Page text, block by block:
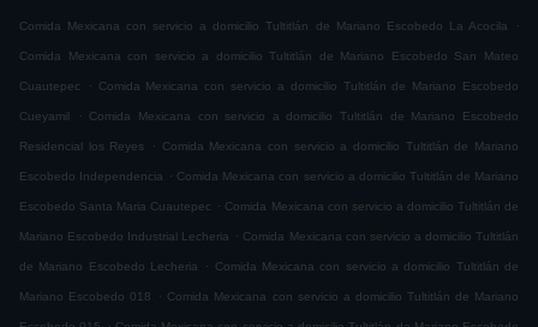
Comida Mexicana con servicio a domicilio Tultitlán de Mariano Escobedo La Acocila .
Comida Mexicana con servicio a domicilio Tultitlán de Mariano Escobedo San Mateo
Cuautepec . Comida Mexicana con servicio a domicilio Tultitlán de Mariano Escobedo
Cueyamil . Comida Mexicana con servicio a domicilio Tultitlán de Mariano Escobedo
Residencial los Reyes . Comida Mexicana con servicio a domicilio Tultitlán de Mariano
Escobedo Independencia . Comida Mexicana con servicio a domicilio Tultitlán de Mariano
Escobedo Santa Maria Cuautepec . Comida Mexicana con servicio a domicilio Tultitlán de
Mariano Escobedo Industrial Lecheria . Comida Mexicana con servicio a domicilio Tultitlán
de Mariano Escobedo Lecheria . Comida Mexicana con servicio a domicilio Tultitlán de
Mariano Escobedo 018 . Comida Mexicana con servicio a domicilio Tultitlán de Mariano
.